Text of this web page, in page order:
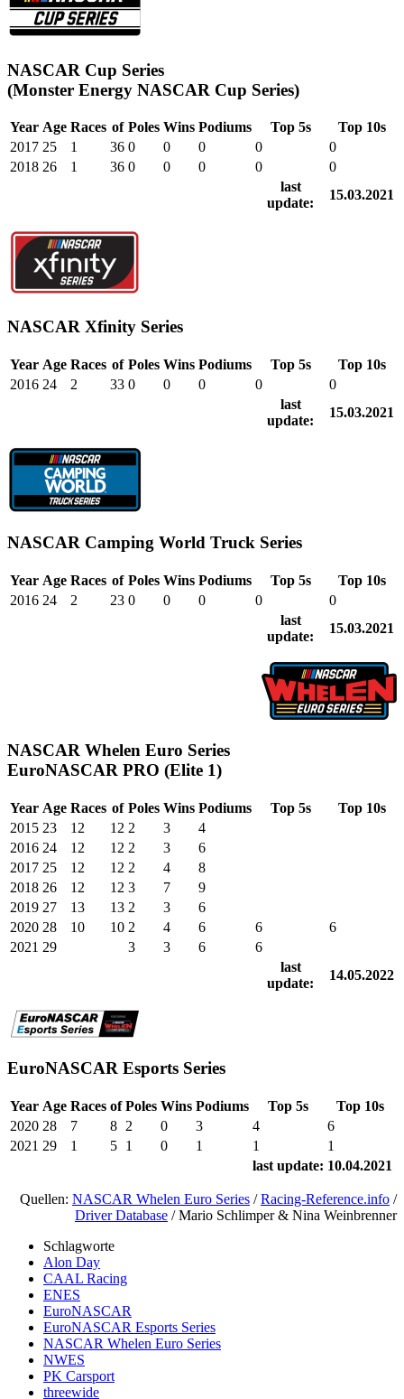
NASCAR Cup Series
(Monster Energy NASCAR Cup Series)
Year Age Races of Poles Wins Podiums Top 5s
Top 10s
2017 25 1 36 0 0 0 0
0
2018 26 1 36 0 0 0 0
0
last
update:
15.03.2021
NASCAR Xfinity Series
Year Age Races of Poles Wins Podiums Top 5s
Top 10s
2016 24 2 33 0 0 0 0
0
last
update:
15.03.2021
NASCAR Camping World Truck Series
Year Age Races of Poles Wins Podiums Top 5s
Top 10s
2016 24 2 23 0 0 0 0
0
last
update:
15.03.2021
NASCAR Whelen Euro Series
EuroNASCAR PRO (Elite 1)
Year Age Races of Poles Wins Podiums Top 5s
Top 10s
2015 23 12 12 2 3
4
2016 24 12 12 2 3
6
2017 25 12 12 2 4
8
2018 26 12 12 3 7
9
2019 27 13 13 2 3
6
2020 28 10 10 2 4 6 6
6
2021 29 3 3 6
6
last
update:
14.05.2022
EuroNASCAR Esports Series
Year Age Races of Poles Wins Podiums Top 5s
Top 10s
2020 28 7 8 2 0 3 4
6
2021 29 1 5 1 0 1 1
1
last update: 10.04.2021
Quellen: NASCAR Whelen Euro Series /Racing-Reference.info /
Driver Database / Mario Schlimper & Nina Weinbrenner
Schlagworte
Alon Day
CAAL Racing
ENES
EuroNASCAR
EuroNASCAR Esports Series
NASCAR Whelen Euro Series
NWES
PK Carsport
threewide